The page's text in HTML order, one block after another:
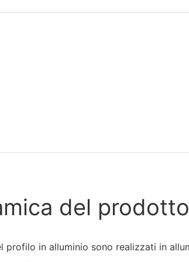
del prodotto
profilo in alluminio sono realizzati in